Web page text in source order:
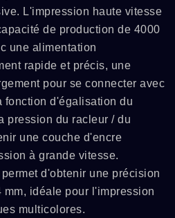
L'impression haute vitesse
de production de 4000
une alimentation
rapide et précis, une
pour se connecter avec
fonction d'égalisation du
pression du racleur / du
une couche d'encre
à grande vitesse.
d'obtenir une précision
idéale pour l'impression
multicolores.